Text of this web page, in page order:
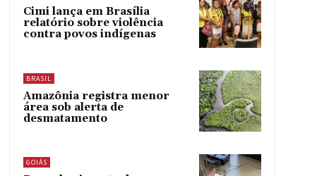
Cimi lança em Brasília
relatório sobre violência
contra povos indígenas
BRASIL
Amazônia registra menor
área sob alerta de
desmatamento
GOIÁS